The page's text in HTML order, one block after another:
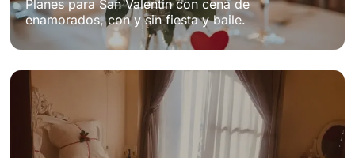
Planes para San Valentin con cena de
enamorados, con y sin fiesta y baile.